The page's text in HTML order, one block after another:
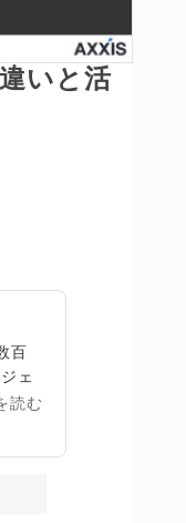
いと活
百
ェ
。
読む